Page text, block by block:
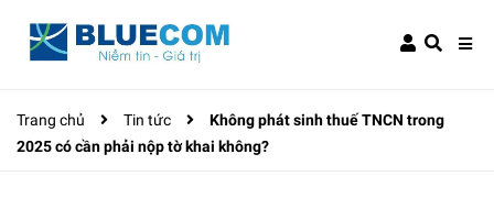
Trang chủ Tin tức
Không phát sinh thuế TNCN trong
2025 có cần phải nộp tờ khai không?